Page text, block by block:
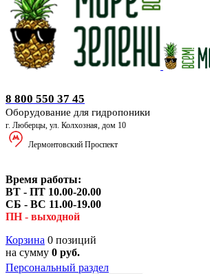
8 800 550 37 45
Оборудование для гидропоники
г. Люберцы, ул. Колхозная, дом 10
Лермонтовский Проспект
Время работы:
ВТ - ПТ 10.00-20.00
СБ - ВС 11.00-19.00
ПН - выходной
Корзина 0 позиций
на сумму 0 руб.
Персональный раздел